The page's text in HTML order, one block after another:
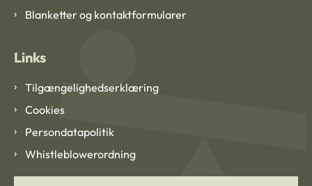
Blanketter og kontaktformularer
Links
Tilgængelighedserklæring
Cookies
Persondatapolitik
Whistleblowerordning